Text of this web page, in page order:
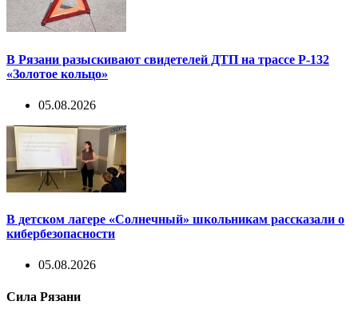
В Рязани разыскивают свидетелей ДТП на трассе Р-132
«Золотое кольцо»
05.08.2026
В детском лагере «Солнечный» школьникам рассказали о
кибербезопасности
05.08.2026
Сила Рязани